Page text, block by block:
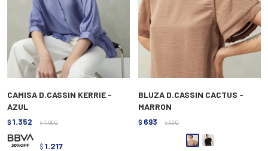
CAMISA D.CASSIN KERRIE -
AZUL
$ 1.352 $ 1.690
$ 1.217
BLUZA D.CASSIN CACTUS -
MARRON
$ 693 $ 990